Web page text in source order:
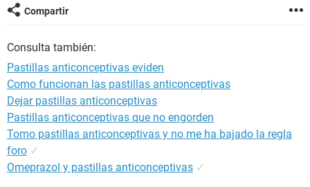
SEXUALIDAD
GLOSARIO
Compartir
Consulta también:
Pastillas anticonceptivas eviden
Como funcionan las pastillas anticonceptivas
Dejar pastillas anticonceptivas
Pastillas anticonceptivas que no engorden
Tomo pastillas anticonceptivas y no me ha bajado la regla
foro ✓
Omeprazol y pastillas anticonceptivas ✓